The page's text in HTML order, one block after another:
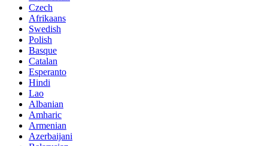
Czech
Afrikaans
Swedish
Polish
Basque
Catalan
Esperanto
Hindi
Lao
Albanian
Amharic
Armenian
Azerbaijani